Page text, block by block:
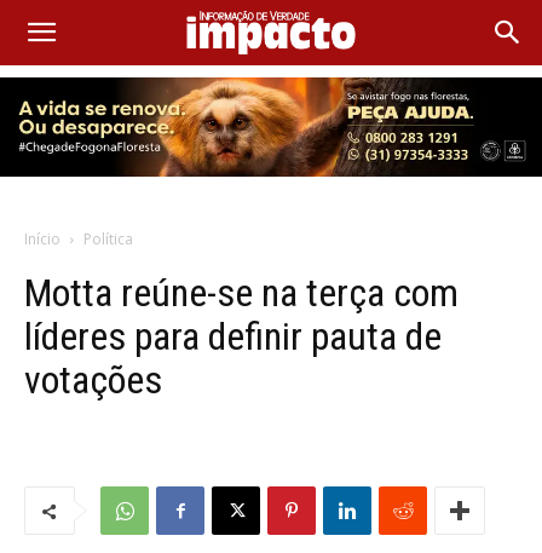
Início Política
Motta reúne-se na terça com
líderes para definir pauta de
votações